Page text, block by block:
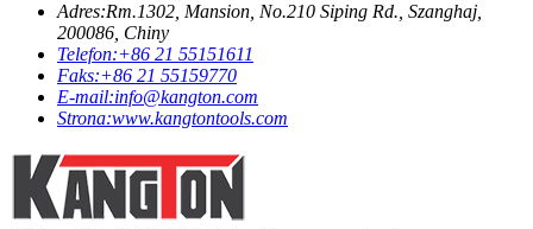
Adres:Rm.1302, Mansion, No.210 Siping Rd., Szanghaj,
200086, Chiny
Telefon:+86 21 55151611
Faks:+86 21 55159770
E-mail:info@kangton.com
Strona:www.kangtontools.com